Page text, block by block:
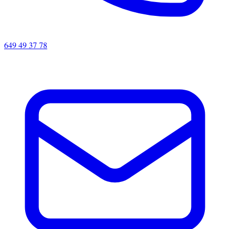
649 49 37 78